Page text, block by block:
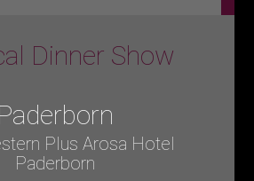
Dinner Show
Paderborn
Plus Arosa Hotel
Paderborn